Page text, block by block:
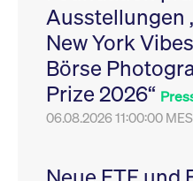
Ausstellungen
New York
Börse
Prize 2026“
06.08.2026 11:00:00
VISITOR_PRIVACY_METADATA